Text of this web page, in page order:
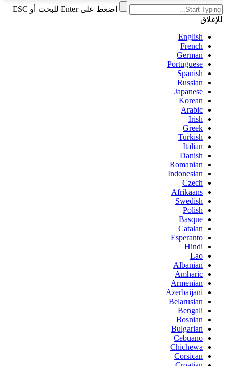
اضغط على Enter للبحث أو ESC
للإغلاق
English
French
German
Portuguese
Spanish
Russian
Japanese
Korean
Arabic
Irish
Greek
Turkish
Italian
Danish
Romanian
Indonesian
Czech
Afrikaans
Swedish
Polish
Basque
Catalan
Esperanto
Hindi
Lao
Albanian
Amharic
Armenian
Azerbaijani
Belarusian
Bengali
Bosnian
Bulgarian
Cebuano
Chichewa
Corsican